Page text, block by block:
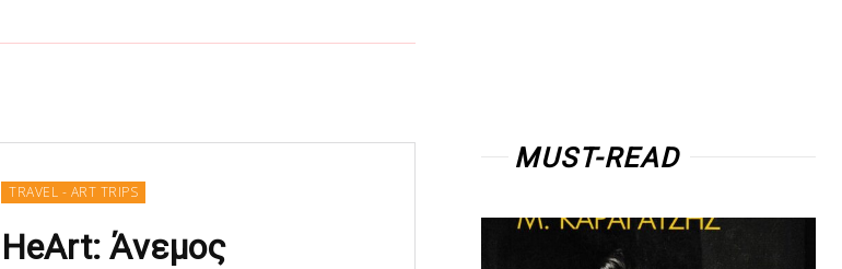
TRAVEL - ART TRIPS
HeArt: Άνεμος
MUST-READ